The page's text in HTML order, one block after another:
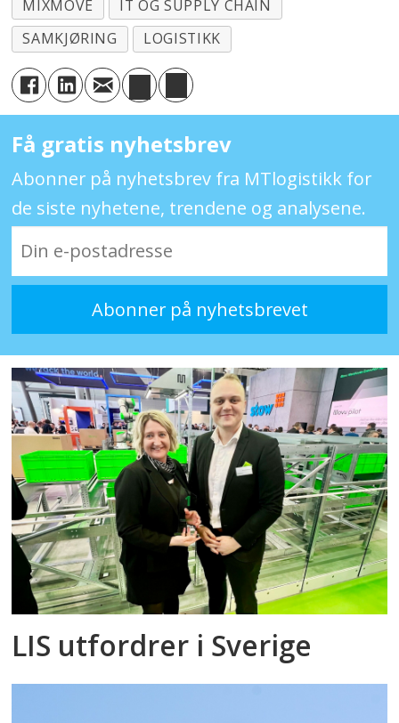
MIXMOVE
IT OG SUPPLY CHAIN
SAMKJØRING
LOGISTIKK
Få gratis nyhetsbrev
Abonner på nyhetsbrev fra MTlogistikk for
de siste nyhetene, trendene og analysene.
LIS utfordrer i Sverige